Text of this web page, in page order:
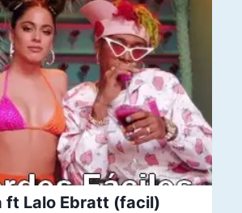
ft Lalo Ebratt (facil)